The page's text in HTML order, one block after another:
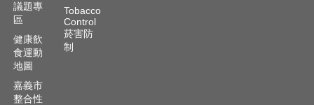
議題專
區
健康飲
食運動
地圖
嘉義市
整合性
Tobacco
Control
菸害防
制